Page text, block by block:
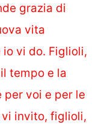
grazia di
vita
vi do. Figlioli,
tempo e la
per voi e per le
invito, figlioli,